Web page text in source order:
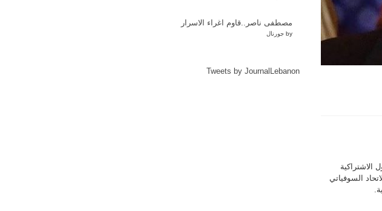
الاشتراكية
ذلك تفكك الاتحاد السوفياتي
مصطفى ناصر..قاوم اغراء الاسرار
by جورنال
Tweets by JournalLebanon